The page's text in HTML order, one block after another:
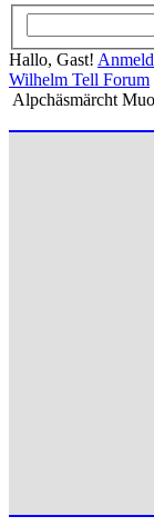
Hallo, Gast!
Wilhelm Tell Forum
Alpchäsmärcht